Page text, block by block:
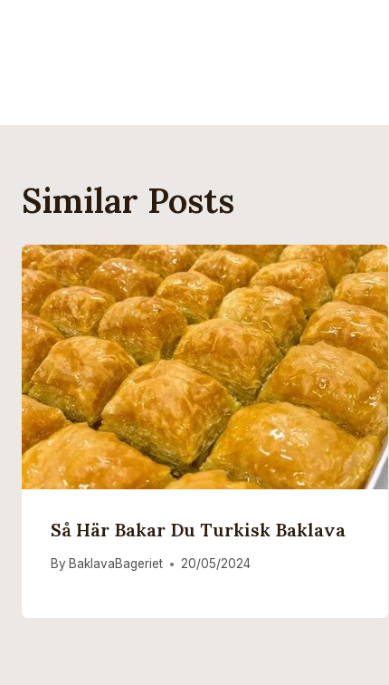
Similar Posts
Så Här Bakar Du Turkisk Baklava
By BaklavaBageriet 20/05/2024